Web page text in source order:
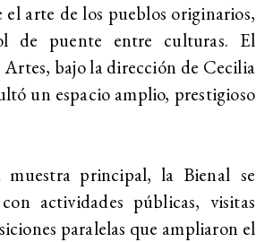
el arte de los pueblos originarios,
de puente entre culturas. El
Artes, bajo la dirección de Cecilia
un espacio amplio, prestigioso
muestra principal, la Bienal se
actividades públicas, visitas
paralelas que ampliaron el